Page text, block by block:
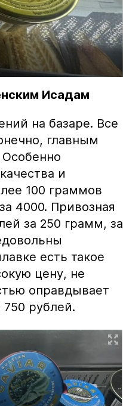
Исадам
на базаре. Все
главным
и
100 граммов
4000. Привозная
за 250 грамм, за
есть такое
цену, не
оправдывает
750 рублей.